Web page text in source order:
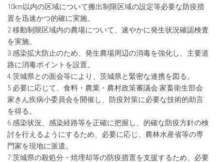
10km以内の区域について搬出制限区域の設定等必要な防疫措
置を迅速かつ的確に実施。
2.移動制限区域内の農場について、速やかに発生状況確認検査
を実施。
3.感染拡大防止のため、発生農場周辺の消毒を強化し、主要道
路に消毒ポイントを設置。
4.茨城県との面会等により、茨城県と緊密な連携を図る。
5.必要に応じて、食料・農業・農村政策審議会 家畜衛生部会
家きん疾病小委員会を開催し、防疫対策に必要な技術的助言
を得る。
6.感染状況、感染経路等を正確に把握し、的確な防疫方針の検
討を行えるようにするため、必要に応じ、農林水産省等の専
門家を現地に派遣。
7.茨城県の殺処分・焼埋却等の防疫措置を支援するため、必要